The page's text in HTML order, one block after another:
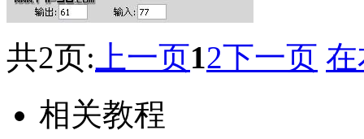
共2页: 上一页12下一页
相关教程